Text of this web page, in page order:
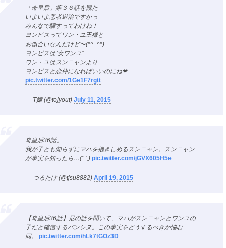
「奇皇后」第３６話を観た
いよいよ悪者退治ですかっ
みんなで騙すってわけね！
ヨンビスってワン・ユ王様と
お似合いなんだけど〜(*^_^*)
ヨンビスは“女ワンユ”
ワン・ユはスンニャンより
ヨンビスと恋仲になればいいのにね❤︎
pic.twitter.com/1Ge1F7rgtt
— T嬢 (@tojyout) July 11, 2015
奇皇后36話。
我が子とも知らずにマハを抱きしめるスンニャン。スンニャン
が事実を知ったら…(°°;) pic.twitter.com/jGVX605H5e
— つるたけ (@tjsu8882) April 19, 2015
【奇皇后36話】尼の話を聞いて、マハがスンニャンとワンユの
子だと確信するパンシヌ。この事実をどうするべきか悩む一
同。 pic.twitter.com/hLk7tGOz3D